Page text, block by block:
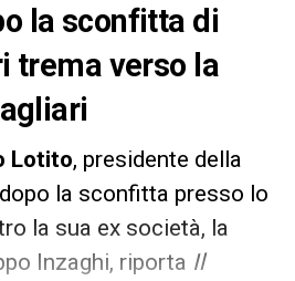
la sconfitta di
trema verso la
Lotito, presidente della
la sconfitta presso lo
la sua ex società, la
Inzaghi, riporta Il